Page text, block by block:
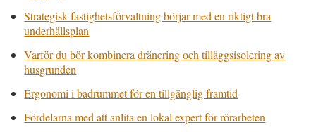
Strategisk fastighetsförvaltning börjar med en riktigt bra
underhållsplan
Varför du bör kombinera dränering och tilläggsisolering av
husgrunden
Ergonomi i badrummet för en tillgänglig framtid
Fördelarna med att anlita en lokal expert för rörarbeten